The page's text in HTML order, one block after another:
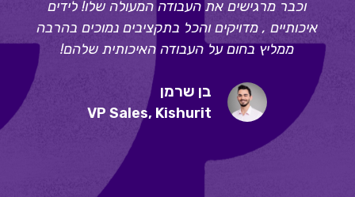
וכבר מרגישים את העבודה המעולה שלו! לידים
איכותיים , מדויקים והכל בתקציבים נמוכים בהרבה
ממליץ בחום על העבודה האיכותית שלהם!
בן שרמן
VP Sales, Kishurit